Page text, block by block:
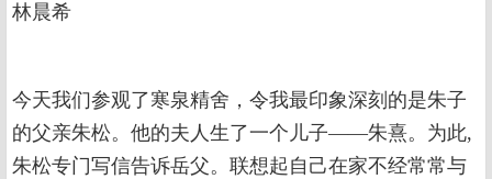
林晨希
今天我们参观了寒泉精舍，令我最印象深刻的是朱子
的父亲朱松。他的夫人生了一个儿子——朱熹。为此,
朱松专门写信告诉岳父。联想起自己在家不经常常与